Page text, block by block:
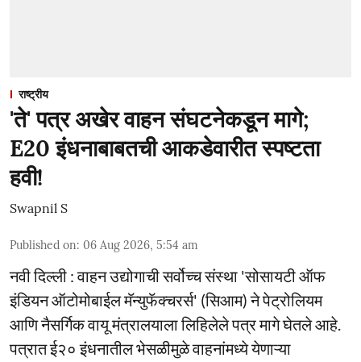
राष्ट्रीय
'ते' पत्र अखेर वाहन संघटनेकडून मागे;
E20 इंधनाबाबतची आकडेवारीत स्पष्टता
हवी!
Swapnil S
Published on: 06 Aug 2026, 5:54 am
नवी दिल्ली : वाहन उद्योगाची सर्वोच्च संस्था 'सोसायटी ऑफ
इंडियन ऑटोमोबाईल मॅन्युफॅक्चरर्स' (सिआम) ने पेट्रोलियम
आणि नैसर्गिक वायू मंत्रालयाला लिहिलेले पत्र मागे घेतले आहे.
पत्रात ई२० इंधनातील भेसळीमुळे वाहनांमध्ये येणाऱ्या